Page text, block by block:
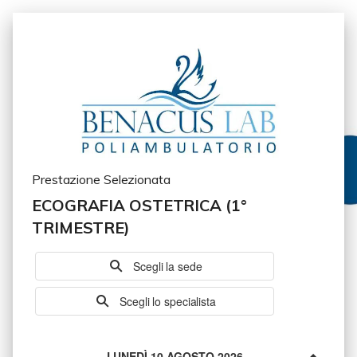
Prestazione Selezionata
ECOGRAFIA OSTETRICA (1°
TRIMESTRE)
Scegli la sede
Scegli lo specialista